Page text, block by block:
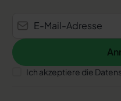
Anmelden
Ich akzeptiere die